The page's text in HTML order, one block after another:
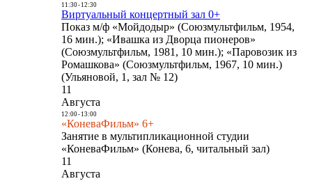
11:30- 12:30
Виртуальный концертный зал 0+
Показ м/ф «Мойдодыр» (Союзмультфильм, 1954,
16 мин.); «Ивашка из Дворца пионеров»
(Союзмультфильм, 1981, 10 мин.); «Паровозик из
Ромашкова» (Союзмультфильм, 1967, 10 мин.)
(Ульяновой, 1, зал № 12)
11
Августа
12:00- 13:00
«КоневаФильм» 6+
Занятие в мультипликационной студии
«КоневаФильм» (Конева, 6, читальный зал)
11
Августа